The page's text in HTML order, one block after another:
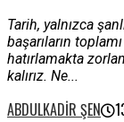
Tarih, yalnızca
başarıların
hatırlamakta
kalırız. Ne...
ABDULKADIR ŞEN